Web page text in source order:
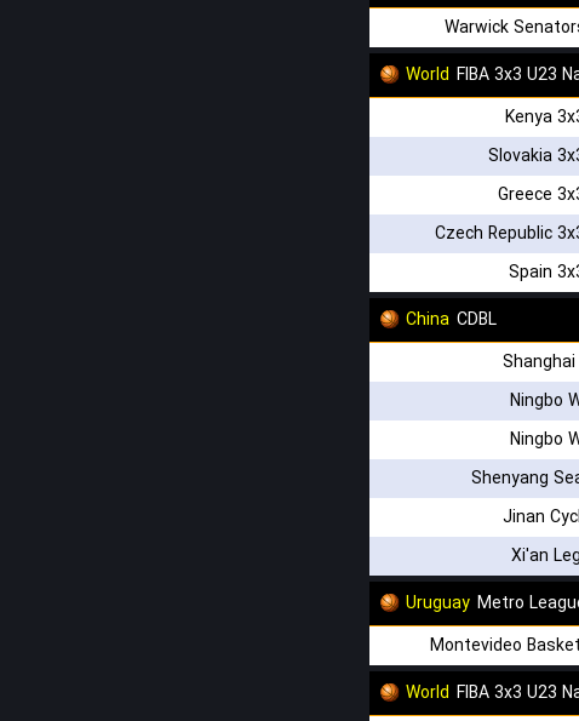
Warwick
World FIBA 3x3 U23
Kenya
Slovakia
Greece
Czech Republic
Spain
China CDBL
Ningbo
Ningbo
Shenyang
Jinan
Xi'an
Uruguay Metro
Montevideo
World FIBA 3x3 U23